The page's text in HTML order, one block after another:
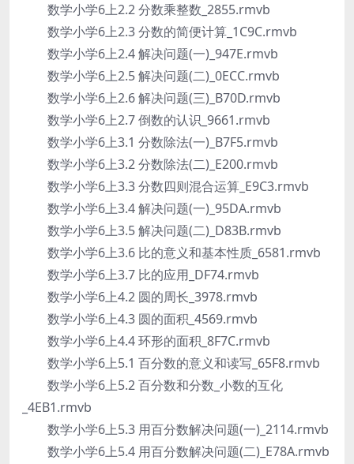
数学小学6上2.2 分数乘整数_2855.rmvb
数学小学6上2.3 分数的简便计算_1C9C.rmvb
数学小学6上2.4 解决问题(一)_947E.rmvb
数学小学6上2.5 解决问题(二)_0ECC.rmvb
数学小学6上2.6 解决问题(三)_B70D.rmvb
数学小学6上2.7 倒数的认识_9661.rmvb
数学小学6上3.1 分数除法(一)_B7F5.rmvb
数学小学6上3.2 分数除法(二)_E200.rmvb
数学小学6上3.3 分数四则混合运算_E9C3.rmvb
数学小学6上3.4 解决问题(一)_95DA.rmvb
数学小学6上3.5 解决问题(二)_D83B.rmvb
数学小学6上3.6 比的意义和基本性质_6581.rmvb
数学小学6上3.7 比的应用_DF74.rmvb
数学小学6上4.2 圆的周长_3978.rmvb
数学小学6上4.3 圆的面积_4569.rmvb
数学小学6上4.4 环形的面积_8F7C.rmvb
数学小学6上5.1 百分数的意义和读写_65F8.rmvb
数学小学6上5.2 百分数和分数_小数的互化
_4EB1.rmvb
数学小学6上5.3 用百分数解决问题(一)_2114.rmvb
数学小学6上5.4 用百分数解决问题(二)_E78A.rmvb